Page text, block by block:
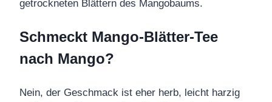
getrockneten Blättern des Mangobaums.
Schmeckt Mango-Blätter-Tee
nach Mango?
Nein, der Geschmack ist eher herb, leicht harzig